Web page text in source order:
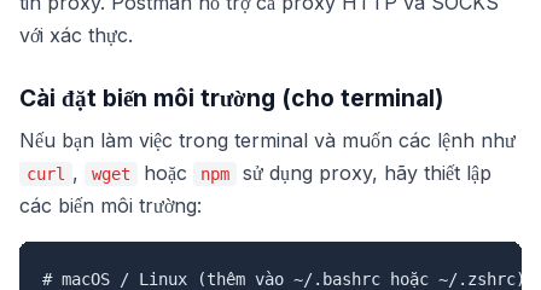
với xác thực.
Cài đặt biến môi trường (cho terminal)
Nếu bạn làm việc trong terminal và muốn các lệnh như
curl , wget hoặc npm
sử dụng proxy, hãy thiết lập
các biến môi trường:
# macOS / Linux (thêm vào ~/.bashrc hoặc ~/.zshrc)